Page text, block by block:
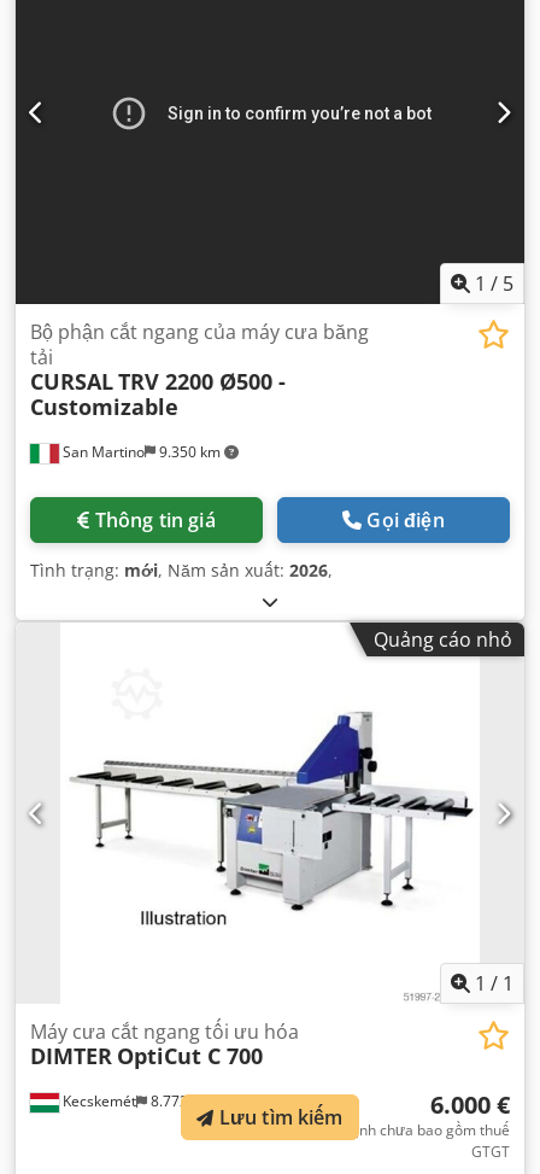
1 / 5
San Martino 9.350 km
Bộ phận cắt ngang của máy cưa băng
tải
CURSALTRV 2200 Ø500 -
Customizable
Thông tin giá Gọi điện
Tình trạng: mới, Năm sản xuất: 2026,
Quảng cáo nhỏ
1 / 1
Kecskemét 8.772 km
Máy cưa cắt ngang tối ưu hóa
DIMTER OptiCut C 700
6.000 €
giá cố định chưa bao gồm thuế
GTGT
Lưu tìm kiếm